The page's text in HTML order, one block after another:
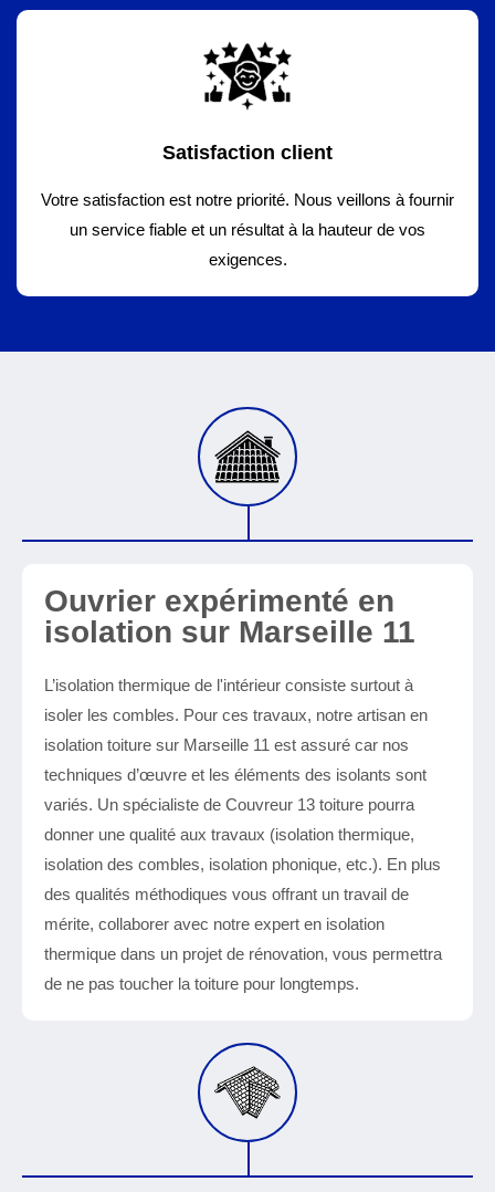
Satisfaction client
Votre satisfaction est notre priorité. Nous veillons à fournir
un service fiable et un résultat à la hauteur de vos
exigences.
Ouvrier expérimenté en
isolation sur Marseille 11
L’isolation thermique de l'intérieur consiste surtout à
isoler les combles. Pour ces travaux, notre artisan en
isolation toiture sur Marseille 11 est assuré car nos
techniques d’œuvre et les éléments des isolants sont
variés. Un spécialiste de Couvreur 13 toiture pourra
donner une qualité aux travaux (isolation thermique,
isolation des combles, isolation phonique, etc.). En plus
des qualités méthodiques vous offrant un travail de
mérite, collaborer avec notre expert en isolation
thermique dans un projet de rénovation, vous permettra
de ne pas toucher la toiture pour longtemps.